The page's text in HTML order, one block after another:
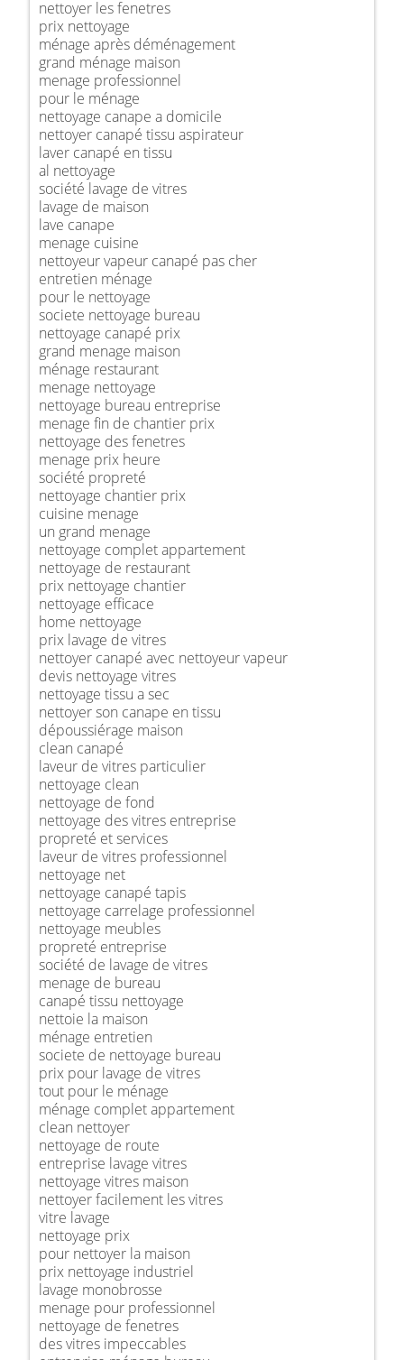
nettoyer les fenetres
prix nettoyage
ménage après déménagement
grand ménage maison
menage professionnel
pour le ménage
nettoyage canape a domicile
nettoyer canapé tissu aspirateur
laver canapé en tissu
al nettoyage
société lavage de vitres
lavage de maison
lave canape
menage cuisine
nettoyeur vapeur canapé pas cher
entretien ménage
pour le nettoyage
societe nettoyage bureau
nettoyage canapé prix
grand menage maison
ménage restaurant
menage nettoyage
nettoyage bureau entreprise
menage fin de chantier prix
nettoyage des fenetres
menage prix heure
société propreté
nettoyage chantier prix
cuisine menage
un grand menage
nettoyage complet appartement
nettoyage de restaurant
prix nettoyage chantier
nettoyage efficace
home nettoyage
prix lavage de vitres
nettoyer canapé avec nettoyeur vapeur
devis nettoyage vitres
nettoyage tissu a sec
nettoyer son canape en tissu
dépoussiérage maison
clean canapé
laveur de vitres particulier
nettoyage clean
nettoyage de fond
nettoyage des vitres entreprise
propreté et services
laveur de vitres professionnel
nettoyage net
nettoyage canapé tapis
nettoyage carrelage professionnel
nettoyage meubles
propreté entreprise
société de lavage de vitres
menage de bureau
canapé tissu nettoyage
nettoie la maison
ménage entretien
societe de nettoyage bureau
prix pour lavage de vitres
tout pour le ménage
ménage complet appartement
clean nettoyer
nettoyage de route
entreprise lavage vitres
nettoyage vitres maison
nettoyer facilement les vitres
vitre lavage
nettoyage prix
pour nettoyer la maison
prix nettoyage industriel
lavage monobrosse
menage pour professionnel
nettoyage de fenetres
des vitres impeccables